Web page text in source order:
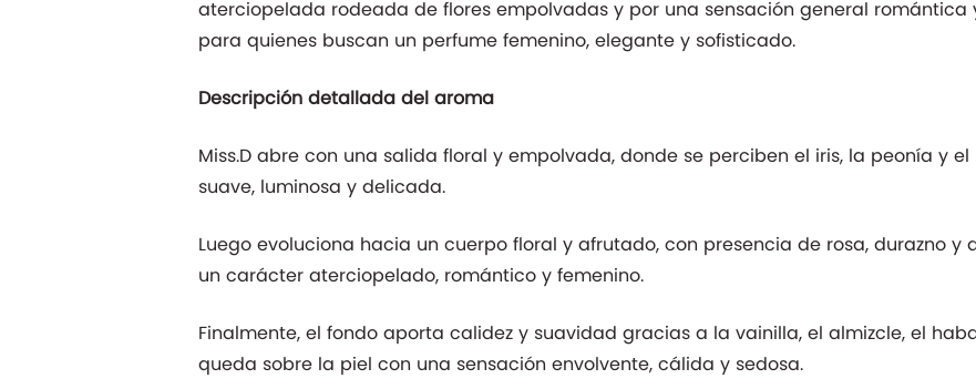
aterciopelada rodeada de flores empolvadas y por una sensación general romántica
para quienes buscan un perfume femenino, elegante y sofisticado.
Descripción detallada del aroma
Miss.D abre con una salida floral y empolvada, donde se perciben el iris, la peonía y
suave, luminosa y delicada.
Luego evoluciona hacia un cuerpo floral y afrutado, con presencia de rosa, durazno y
un carácter aterciopelado, romántico y femenino.
Finalmente, el fondo aporta calidez y suavidad gracias a la vainilla, el almizcle, el
queda sobre la piel con una sensación envolvente, cálida y sedosa.